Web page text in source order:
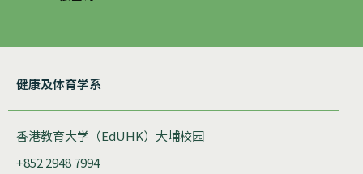
健康及体育学系
香港教育大学（EdUHK）大埔校园
+852 2948 7994